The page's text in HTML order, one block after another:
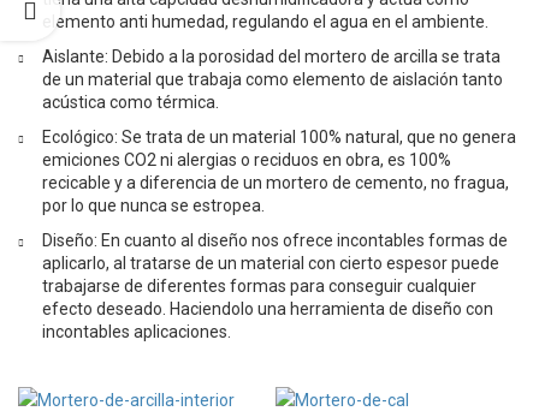
elemento anti humedad, regulando el agua en el ambiente.
Aislante: Debido a la porosidad del mortero de arcilla se trata
de un material que trabaja como elemento de aislación tanto
acústica como térmica.
Ecológico: Se trata de un material 100% natural, que no genera
emiciones CO2 ni alergias o reciduos en obra, es 100%
recicable y a diferencia de un mortero de cemento, no fragua,
por lo que nunca se estropea.
Diseño: En cuanto al diseño nos ofrece incontables formas de
aplicarlo, al tratarse de un material con cierto espesor puede
trabajarse de diferentes formas para conseguir cualquier
efecto deseado. Haciendolo una herramienta de diseño con
incontables aplicaciones.
LAS 8 MARCAS
MÁS
INTERESANTES
SEGÚN ZAVAN